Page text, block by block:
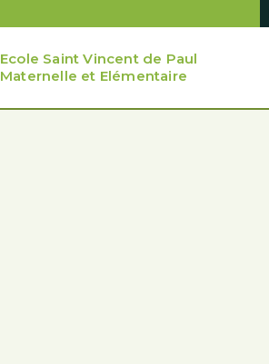
Ecole Saint Vincent de Paul
Maternelle et Elémentaire